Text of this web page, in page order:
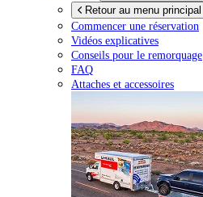
Retour au menu principal
Commencer une réservation
Vidéos explicatives
Conseils pour le remorquage
FAQ
Attaches et accessoires